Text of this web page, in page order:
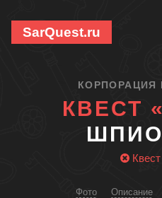
SarQuest.ru
КОРПОРАЦИЯ
КВЕСТ «
Квест
Фото Описание